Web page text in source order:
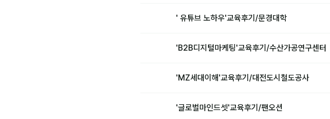
' 유튜브 노하우'교육후기/문경대학
'B2B디지털마케팅'교육후기/수산가공연구센터
'MZ세대이해'교육후기/대전도시철도공사
'글로벌마인드셋'교육후기/팬오션